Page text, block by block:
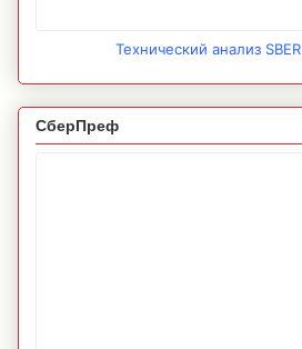
Технический анализ SBER
СберПреф